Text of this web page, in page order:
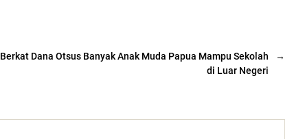
→
Berkat Dana Otsus Banyak Anak Muda Papua Mampu Sekolah
di Luar Negeri